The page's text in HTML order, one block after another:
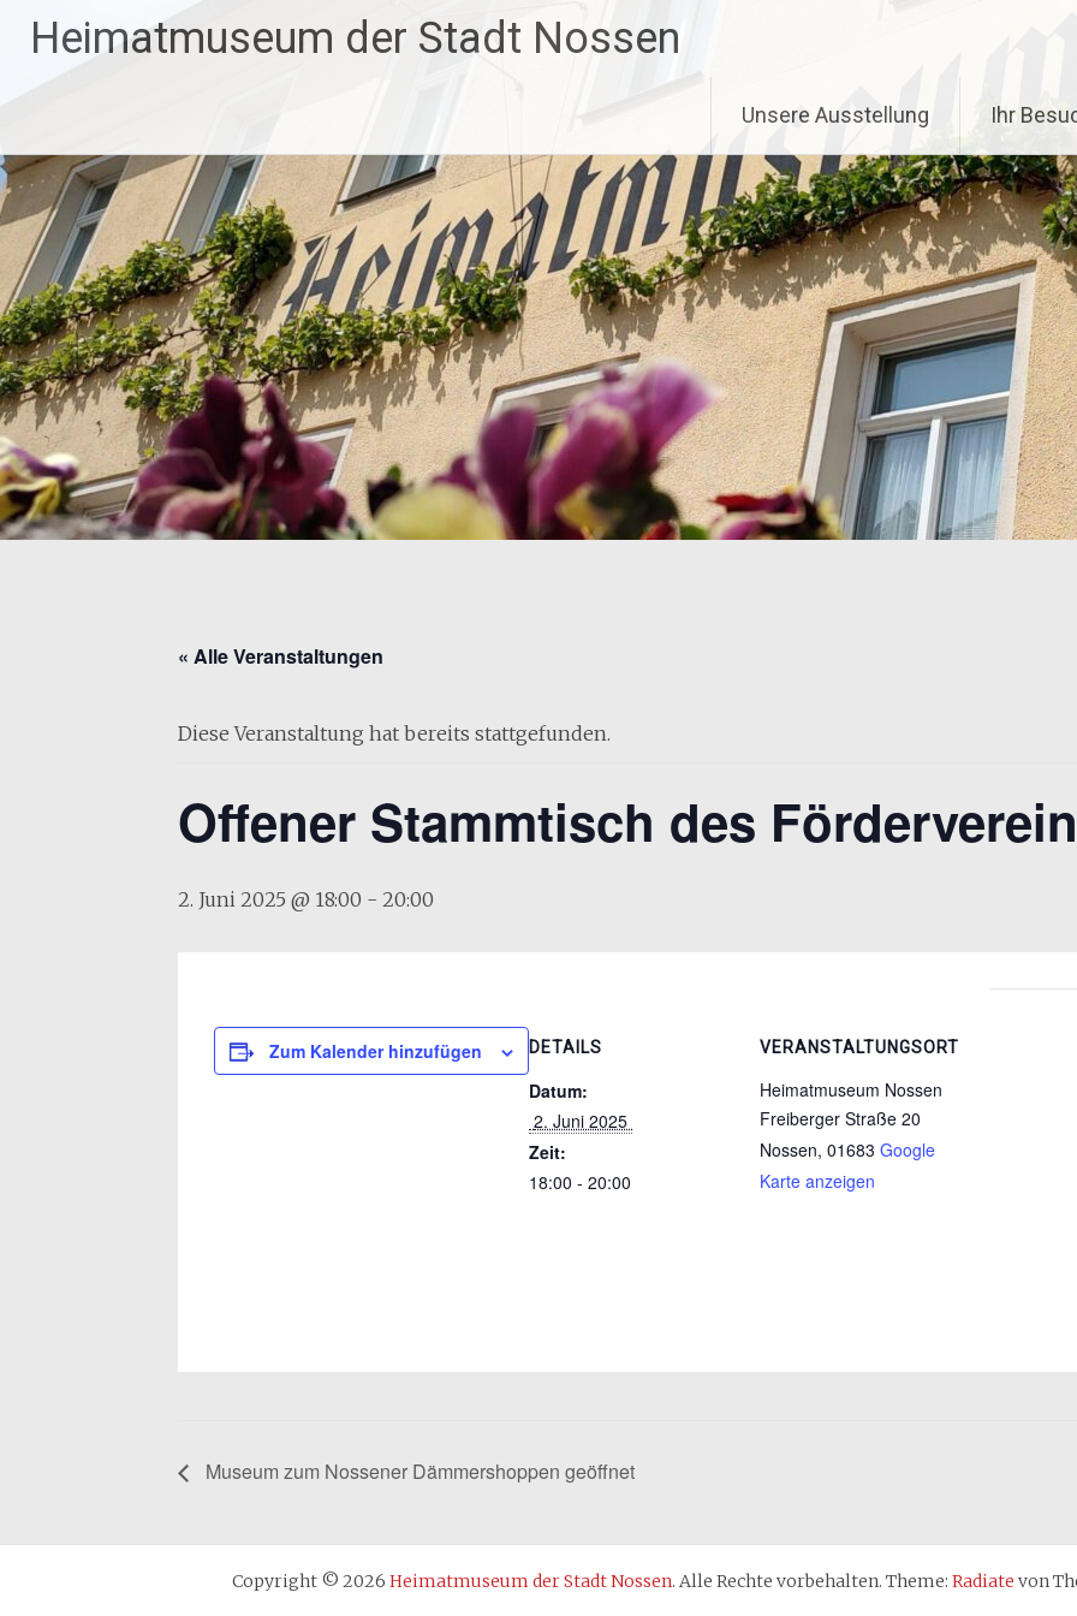
InhaltHeimatmuseum der Stadt Nossen
Unsere Ausstellung Ihr
« Alle Veranstaltungen
Diese Veranstaltung hat bereits stattgefunden.
Offener Stammtisch des
2. Juni 2025 @ 18:00 - 20:00
Zum Kalender hinzufügen DETAILS
Datum:
2. Juni 2025
Zeit:
18:00 - 20:00
VERANSTALTUNGSORT
Heimatmuseum Nossen
Freiberger Straße 20
Nossen, 01683 Google
Karte anzeigen
Museum zum Nossener Dämmershoppen geöffnet
Copyright © 2026 Heimatmuseum der Stadt Nossen. Alle Rechte vorbehalten. Theme: Radiate von